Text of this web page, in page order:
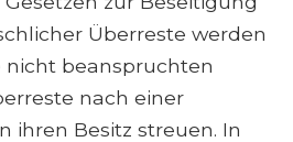
Überreste werden
nicht beanspruchten
nach einer
ihren Besitz streuen. In